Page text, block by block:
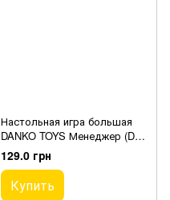
Настольная игра большая
DANKO TOYS Менеджер (DT
G7-U)
129.0 грн
Купить